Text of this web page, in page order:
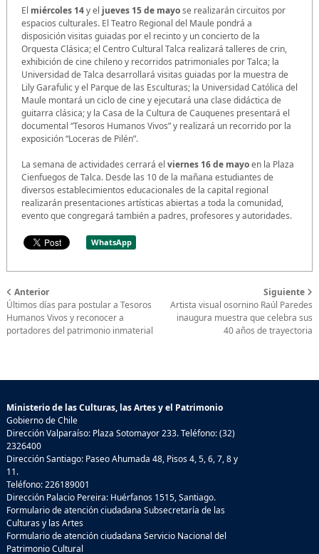
El miércoles 14y el jueves 15 de mayose realizarán circuitos por
espacios culturales. El Teatro Regional del Maule pondrá a
disposición visitas guiadas por el recinto y un concierto de la
Orquesta Clásica; el Centro Cultural Talca realizará talleres de crin,
exhibición de cine chileno y recorridos patrimoniales por Talca; la
Universidad de Talca desarrollará visitas guiadas por la muestra de
Lily Garafulic y el Parque de las Esculturas; la Universidad Católica del
Maule montará un ciclo de cine y ejecutará una clase didáctica de
guitarra clásica; y la Casa de la Cultura de Cauquenes presentará el
documental “Tesoros Humanos Vivos” y realizará un recorrido por la
exposición “Loceras de Pilén”.
La semana de actividades cerrará el viernes 16 de mayoen la Plaza
Cienfuegos de Talca. Desde las 10 de la mañana estudiantes de
diversos establecimientos educacionales de la capital regional
realizarán presentaciones artísticas abiertas a toda la comunidad,
evento que congregará también a padres, profesores y autoridades.
WhatsApp
Anterior
Últimos días para postular a Tesoros
Humanos Vivos y reconocer a
portadores del patrimonio inmaterial
Siguiente
Artista visual osornino Raúl Paredes
inaugura muestra que celebra sus
40 años de trayectoria
Ministerio de las Culturas, las Artes y el Patrimonio
Gobierno de Chile
Dirección Valparaíso: Plaza Sotomayor 233. Teléfono: (32)
2326400
Dirección Santiago: Paseo Ahumada 48, Pisos 4, 5, 6, 7, 8 y
11.
Teléfono: 226189001
Dirección Palacio Pereira: Huérfanos 1515, Santiago.
Formulario de atención ciudadana Subsecretaría de las
Culturas y las Artes
Formulario de atención ciudadana Servicio Nacional del
Patrimonio Cultural